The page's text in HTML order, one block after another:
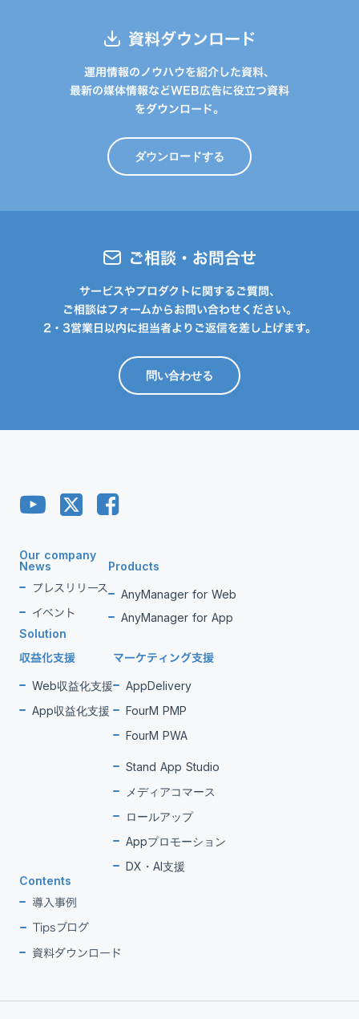
資料ダウンロード
運用情報のノウハウを紹介した資料、
最新の媒体情報などWEB広告に役立つ資料
をダウンロード。
ダウンロードする
ご相談・お問合せ
サービスやプロダクトに関するご質問、
ご相談はフォームからお問い合わせください。
2・3営業日以内に担当者よりご返信を差し上げます。
問い合わせる
Our company
News
プレスリリース
イベント
Products
AnyManager for Web
AnyManager for App
Solution
収益化支援
Web収益化支援
App収益化支援
マーケティング支援
AppDelivery
FourM PMP
FourM PWA
Stand App Studio
メディアコマース
ロールアップ
Appプロモーション
DX・AI支援
Contents
導入事例
Tipsブログ
資料ダウンロード